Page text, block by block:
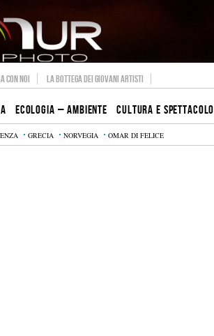
CON NOI LA BOTTEGA DEI GIOVANI ARTISTI
ECOLOGIA – AMBIENTE CULTURA E SPETTACOLO
GRECIA NORVEGIA OMAR DI FELICE